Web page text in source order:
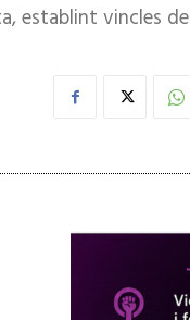
establint vincles